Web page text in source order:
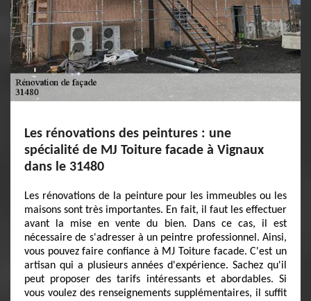
Les rénovations des peintures : une
spécialité de MJ Toiture facade à Vignaux
dans le 31480
Les rénovations de la peinture pour les immeubles ou les
maisons sont très importantes. En fait, il faut les effectuer
avant la mise en vente du bien. Dans ce cas, il est
nécessaire de s'adresser à un peintre professionnel. Ainsi,
vous pouvez faire confiance à MJ Toiture facade. C'est un
artisan qui a plusieurs années d'expérience. Sachez qu'il
peut proposer des tarifs intéressants et abordables. Si
vous voulez des renseignements supplémentaires, il suffit